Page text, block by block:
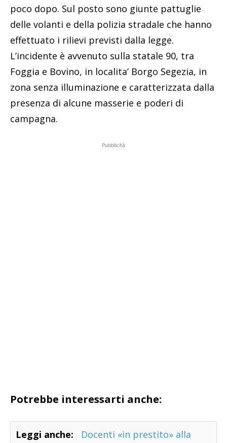
poco dopo. Sul posto sono giunte pattuglie
delle volanti e della polizia stradale che hanno
effettuato i rilievi previsti dalla legge.
L’incidente è avvenuto sulla statale 90, tra
Foggia e Bovino, in localita’ Borgo Segezia, in
zona senza illuminazione e caratterizzata dalla
presenza di alcune masserie e poderi di
campagna.
Pubblicità
Potrebbe interessarti anche:
Leggi anche:
Docenti «in prestito» alla